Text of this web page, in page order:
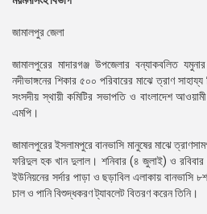
জামালপুর জেলা
জামালপুরের মাদারগঞ্জ উপজেলার বন্যাকবলিত
নদীভাঙ্গনের শিকার ৫০০ পরিবারের মাঝে ত্রাণ
সংসদীয় স্থায়ী কমিটির সভাপতি ও বাংলাদেশ
এমপি।
জামালপুরের ইসলামপুরে বানভাসি মানুষের মাঝে
ফরিদুল হক খান দুলাল। শনিবার (৪ জুলাই) ও রবিবার
ইউনিয়নের সর্দার পাড়া ও ছড়াবিল এলাকায় বানভাসি
চাল ও পানি বিশুদ্ধকরণ ট্যাবলেট বিতরণ করেন তিনি।